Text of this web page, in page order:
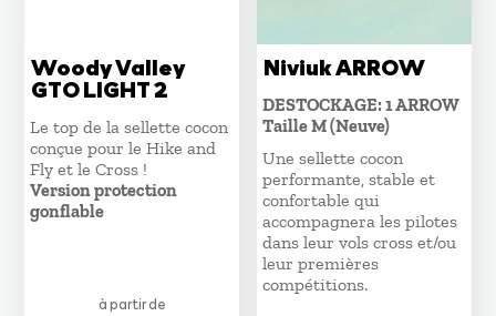
Woody Valley
GTO LIGHT 2
Le top de la sellette cocon
conçue pour le Hike and
Fly et le Cross !
Version protection
gonflable
à partir de
Niviuk ARROW
DESTOCKAGE: 1 ARROW
Taille M (Neuve)
Une sellette cocon
performante, stable et
confortable qui
accompagnera les pilotes
dans leur vols cross et/ou
leur premières
compétitions.